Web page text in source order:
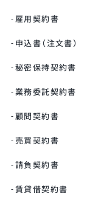
雇用契約書
申込書（注文書）
秘密保持契約書
業務委託契約書
顧問契約書
売買契約書
請負契約書
賃貸借契約書